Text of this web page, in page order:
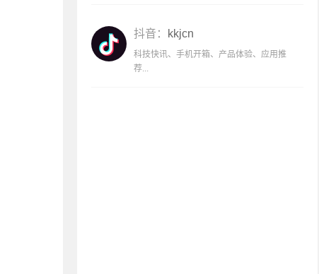
抖音： kkjcn
科技快讯、手机开箱、产品体验、应用推
荐...